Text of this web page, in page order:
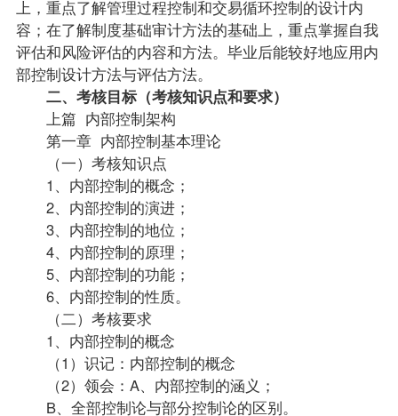
上，重点了解管理过程控制和交易循环控制的设计内
容；在了解制度基础审计方法的基础上，重点掌握自我
评估和风险评估的内容和方法。毕业后能较好地应用内
部控制设计方法与评估方法。
二、考核目标（考核知识点和要求）
上篇 内部控制架构
第一章 内部控制基本理论
（一）考核知识点
1、内部控制的概念；
2、内部控制的演进；
3、内部控制的地位；
4、内部控制的原理；
5、内部控制的功能；
6、内部控制的性质。
（二）考核要求
1、内部控制的概念
（1）识记：内部控制的概念
（2）领会：A、内部控制的涵义；
B、全部控制论与部分控制论的区别。